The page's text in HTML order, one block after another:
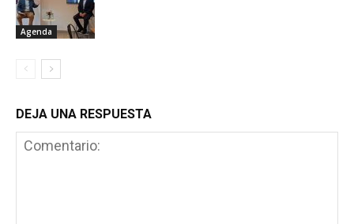
Agenda
DEJA UNA RESPUESTA